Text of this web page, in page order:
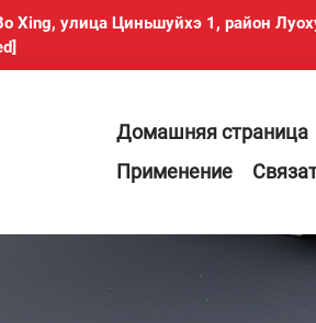
Xing, улица Циньшуйхэ 1, район
Домашняя страница
Применение